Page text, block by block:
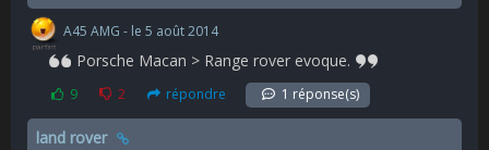
A45 AMG - le 5 août 2014
Porsche Macan > Range rover evoque.
9 2 répondre 1 réponse(s)
land rover